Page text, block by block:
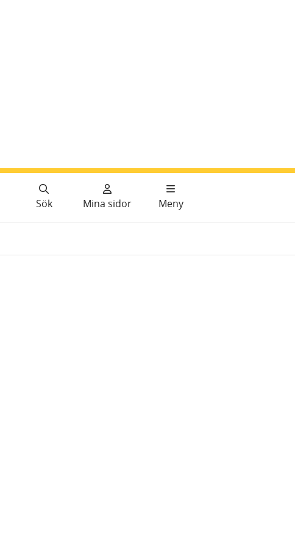
Sök Mina sidor Meny